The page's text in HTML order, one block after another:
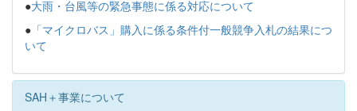
●大雨・台風等の緊急事態に係る対応について
● 「マイクロバス」購入に係る条件付一般競争入札の結果につ
いて
SAH＋事業について